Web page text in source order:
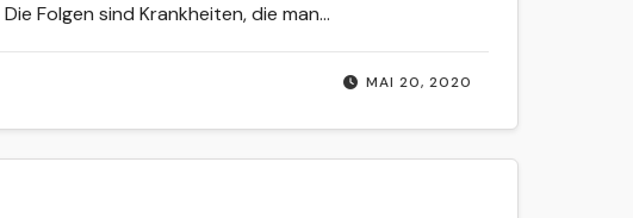
MAI 20, 2020
Folgen sind Krankheiten, die man…